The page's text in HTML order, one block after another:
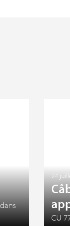
24
CU